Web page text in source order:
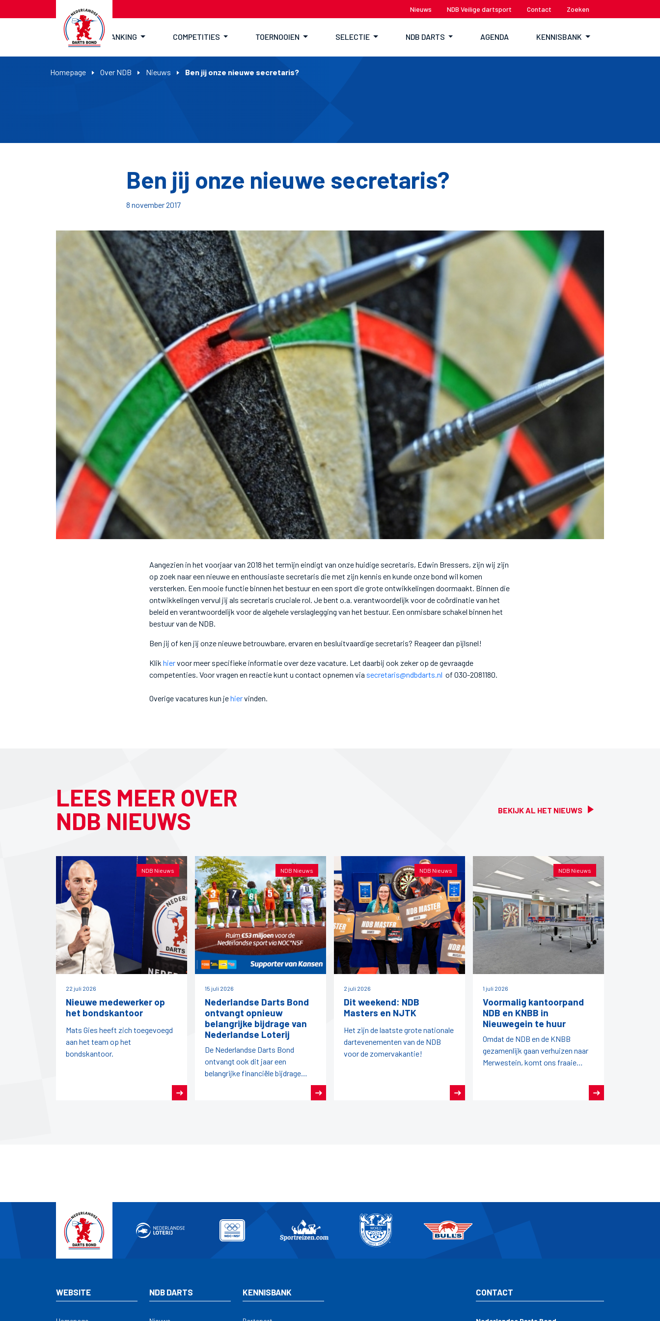
Nieuws NDB Veilige dartsport Contact Zoeken
RANKING COMPETITIES TOERNOOIEN SELECTIE NDB DARTS AGENDA KENNISBANK
Homepage Over NDB Nieuws Ben jij onze nieuwe secretaris?
Ben jij onze nieuwe secretaris?
8 november 2017
Aangezien in het voorjaar van 2018 het termijn eindigt van onze huidige secretaris, Edwin Bressers, zijn wij zijn
op zoek naar een nieuwe en enthousiaste secretaris die met zijn kennis en kunde onze bond wil komen
versterken. Een mooie functie binnen het bestuur en een sport die grote ontwikkelingen doormaakt. Binnen die
ontwikkelingen vervul jij als secretaris cruciale rol. Je bent o.a. verantwoordelijk voor de coördinatie van het
beleid en verantwoordelijk voor de algehele verslaglegging van het bestuur. Een onmisbare schakel binnen het
bestuur van de NDB.
Ben jij of ken jij onze nieuwe betrouwbare, ervaren en besluitvaardige secretaris? Reageer dan pijlsnel!
Klik hiervoor meer specifieke informatie over deze vacature. Let daarbij ook zeker op de gevraagde
competenties. Voor vragen en reactie kunt u contact opnemen via secretaris@ndbdarts.nl of 030-2081180.
Overige vacatures kun jehiervinden.
LEES MEER OVER
NDB NIEUWS
BEKIJK AL HET NIEUWS
NDB Nieuws
22 juli 2026
Nieuwe medewerker op
het bondskantoor
Mats Gies heeft zich toegevoegd
aan het team op het
bondskantoor.
NDB Nieuws
15 juli 2026
Nederlandse Darts Bond
ontvangt opnieuw
belangrijke bijdrage van
Nederlandse Loterij
De Nederlandse Darts Bond
ontvangt ook dit jaar een
belangrijke financiële bijdrage
NDB Nieuws
2 juli 2026
Dit weekend: NDB
Masters en NJTK
Het zijn de laatste grote nationale
dartevenementen van de NDB
voor de zomervakantie!
NDB Nieuws
1 juli 2026
Voormalig kantoorpand
NDB en KNBB in
Nieuwegein te huur
Omdat de NDB en de KNBB
gezamenlijk gaan verhuizen naar
Merwestein, komt ons fraaie
WEBSITE NDB DARTS KENNISBANK CONTACT